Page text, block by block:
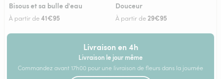
Bisous et sa bulle d'eau
À partir de41€95
Douceur
À partir de 29€95
Livraison en 4h
Livraison le jour même
Commandez avant 17h00 pour une livraison de fleurs dans la journée